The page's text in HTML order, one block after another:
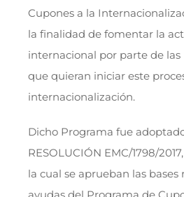
Cupones a la
la finalidad de fomentar la
internacional por parte de las
que quieran iniciar este
internacionalización.
Dicho Programa fue
RESOLUCIÓN EMC/1798/
la cual se aprueban las bases